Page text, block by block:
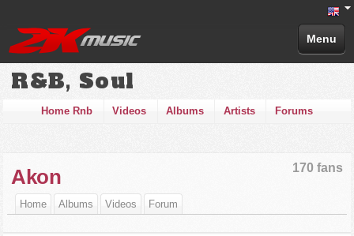
Menu
R&B, Soul
Home Rnb Videos Albums Artists Forums
170 fans
Akon
Home Albums Videos Forum